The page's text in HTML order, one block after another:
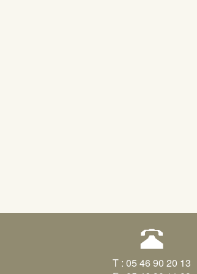
T : 05 46 90 20 13